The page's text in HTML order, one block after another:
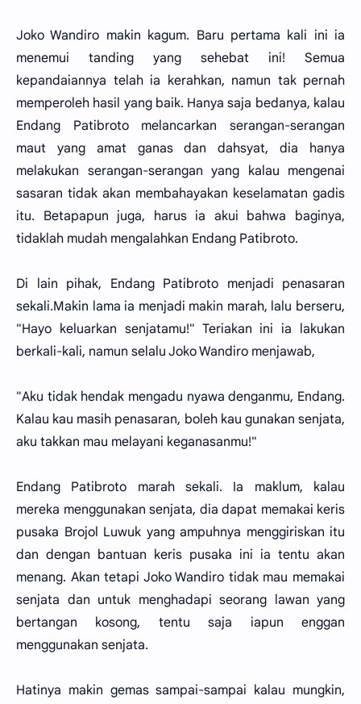
Joko Wandiro makin kagum. Baru pertama kali ini ia
menemui tanding yang sehebat ini! Semua
kepandaiannya telah ia kerahkan, namun tak pernah
memperoleh hasil yang baik. Hanya saja bedanya, kalau
Endang Patibroto melancarkan serangan-serangan
maut yang amat ganas dan dahsyat, dia hanya
melakukan serangan-serangan yang kalau mengenai
sasaran tidak akan membahayakan keselamatan gadis
itu. Betapapun juga, harus ia akui bahwa baginya,
tidaklah mudah mengalahkan Endang Patibroto.
Di lain pihak, Endang Patibroto menjadi penasaran
sekali.Makin lama ia menjadi makin marah, lalu berseru,
"Hayo keluarkan senjatamu!" Teriakan ini ia lakukan
berkali-kali, namun selalu Joko Wandiro menjawab,
"Aku tidak hendak mengadu nyawa denganmu, Endang.
Kalau kau masih penasaran, boleh kau gunakan senjata,
aku takkan mau melayani keganasanmu!"
Endang Patibroto marah sekali. Ia maklum, kalau
mereka menggunakan senjata, dia dapat memakai keris
pusaka Brojol Luwuk yang ampuhnya menggiriskan itu
dan dengan bantuan keris pusaka ini ia tentu akan
menang. Akan tetapi Joko Wandiro tidak mau memakai
senjata dan untuk menghadapi seorang lawan yang
bertangan kosong, tentu saja iapun enggan
menggunakan senjata.
Hatinya makin gemas sampai-sampai kalau mungkin,